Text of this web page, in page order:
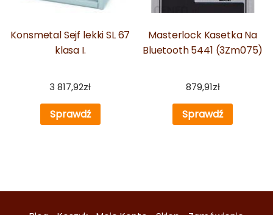
Konsmetal Sejf lekki SL 67
klasa I.
3 817,92zł
Sprawdź
Masterlock Kasetka Na
Bluetooth 5441 (3Zm075)
879,91zł
Sprawdź